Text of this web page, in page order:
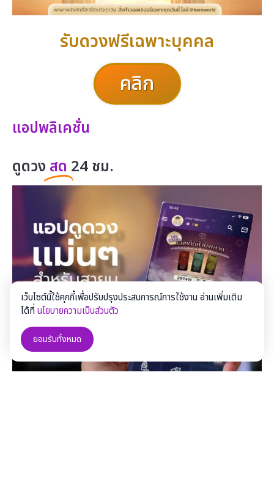
รับดวงฟรีเฉพาะบุคคล
คลิก
แอปพลิเคชั่น
ดูดวง สด 24 ชม.
เว็บไซต์นี้ใช้คุกกี้เพื่อปรับปรุงประสบการณ์การใช้งาน อ่านเพิ่มเติม
ได้ที่นโยบายความเป็นส่วนตัว
ยอมรับทั้งหมด